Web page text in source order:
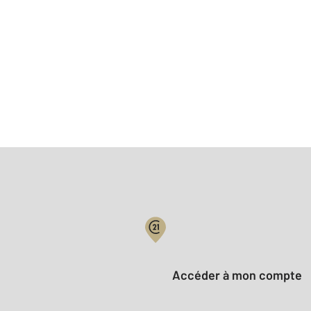
Votre compte :
Accéder à mon compte